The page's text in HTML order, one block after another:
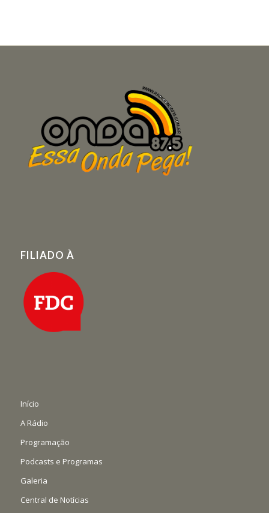
FILIADO À
Início
A Rádio
Programação
Podcasts e Programas
Galeria
Central de Notícias